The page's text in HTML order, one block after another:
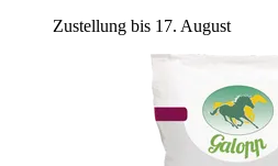
Zustellung bis 17. August